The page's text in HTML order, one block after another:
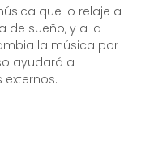
que lo relaje a
de sueño, y a la
la música por
ayudará a